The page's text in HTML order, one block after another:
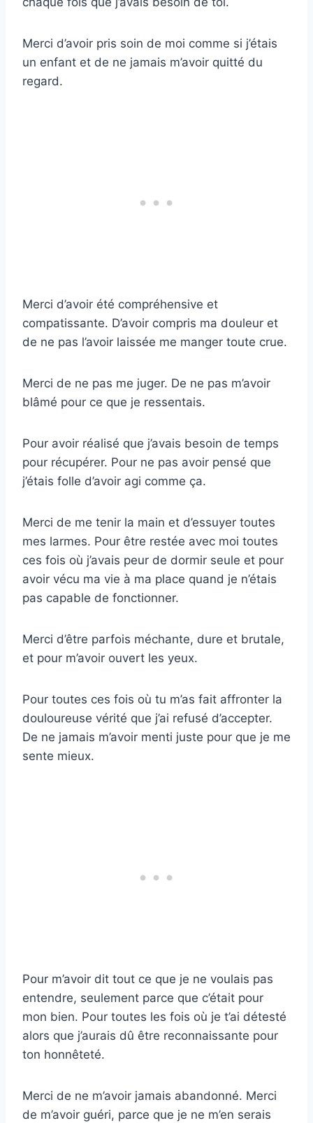
Merci d’avoir pris soin de moi comme si j’étais
un enfant et de ne jamais m’avoir quitté du
regard.
Merci d’avoir été compréhensive et
compatissante. D’avoir compris ma douleur et
de ne pas l’avoir laissée me manger toute crue.
Merci de ne pas me juger. De ne pas m’avoir
blâmé pour ce que je ressentais.
Pour avoir réalisé que j’avais besoin de temps
pour récupérer. Pour ne pas avoir pensé que
j’étais folle d’avoir agi comme ça.
Merci de me tenir la main et d’essuyer toutes
mes larmes. Pour être restée avec moi toutes
ces fois où j’avais peur de dormir seule et pour
avoir vécu ma vie à ma place quand je n’étais
pas capable de fonctionner.
Merci d’être parfois méchante, dure et brutale,
et pour m’avoir ouvert les yeux.
Pour toutes ces fois où tu m’as fait affronter la
douloureuse vérité que j’ai refusé d’accepter.
De ne jamais m’avoir menti juste pour que je me
sente mieux.
Pour m’avoir dit tout ce que je ne voulais pas
entendre, seulement parce que c’était pour
mon bien. Pour toutes les fois où je t’ai détesté
alors que j’aurais dû être reconnaissante pour
ton honnêteté.
Merci de ne m’avoir jamais abandonné. Merci
de m’avoir guéri, parce que je ne m’en serais